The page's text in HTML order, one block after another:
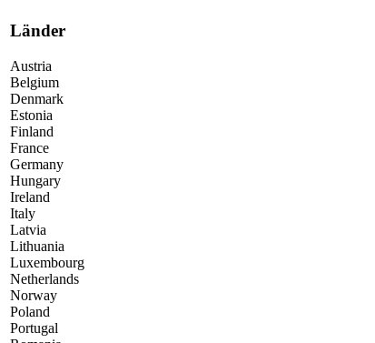
Länder
Austria
Belgium
Denmark
Estonia
Finland
France
Germany
Hungary
Ireland
Italy
Latvia
Lithuania
Luxembourg
Netherlands
Norway
Poland
Portugal